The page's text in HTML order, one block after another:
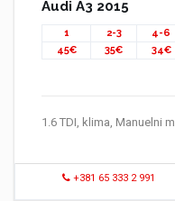
Audi A3 2015
1 2-3 4-6
45€
35€ 34€
1.6 TDI, klima, Manuelni
+381 65 333 2 991